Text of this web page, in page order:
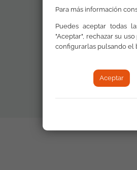
Para más información
Puedes aceptar todas
"Aceptar", rechazar su
configurarlas pulsando el
Aceptar